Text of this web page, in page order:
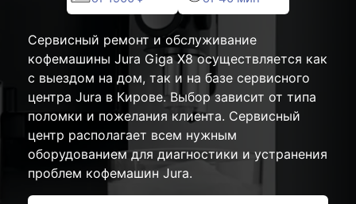
Сервисный ремонт и обслуживание
кофемашины Jura Giga X8 осуществляется как
с выездом на дом, так и на базе сервисного
центра Jura в Кирове. Выбор зависит от типа
поломки и пожелания клиента. Сервисный
центр располагает всем нужным
оборудованием для диагностики и устранения
проблем кофемашин Jura.